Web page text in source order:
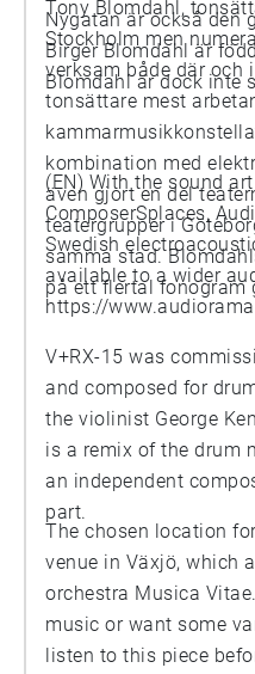
Nygatan är också den
Birger Blomdahl är
Blomdahl är dock inte
Tony Blomdahl,
Stockholm men
verksam både där och
tonsättare mest
kombination med
även gjort en del
teatergrupper i
samma stad.
på ett flertal fonogram
(EN) With the sound
ComposerSplaces,
Swedish
available to a wider
https://
V+RX-15 was
and composed for
the violinist George
is a remix of the drum
an independent
part.
The chosen location
venue in Växjö, which
orchestra Musica
music or want some
listen to this piece